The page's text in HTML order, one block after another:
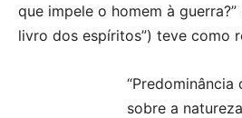
que impele o homem à
livro dos espíritos”) teve como
“Predominância
sobre a